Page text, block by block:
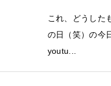
これ、どうした
の日（笑）の今
youtu...